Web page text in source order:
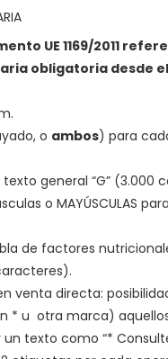
UE 1169/2011
obligatoria desde el
o ambos) para
general “G” (3.000
o MAYÚSCULAS
de factores
venta directa:
* u otra marca)
texto como “*